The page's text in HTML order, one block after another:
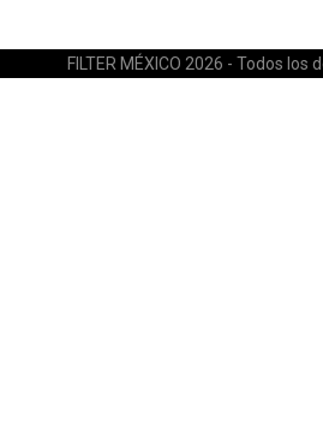
FILTER MÉXICO 2026 - Todos